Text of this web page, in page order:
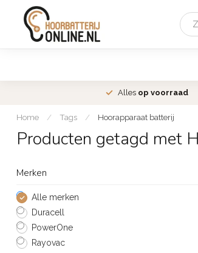
Alles op voorraad
Home / Tags / Hoorapparaat batterij
Producten getagd met
Merken
Alle merken
Duracell
PowerOne
Rayovac